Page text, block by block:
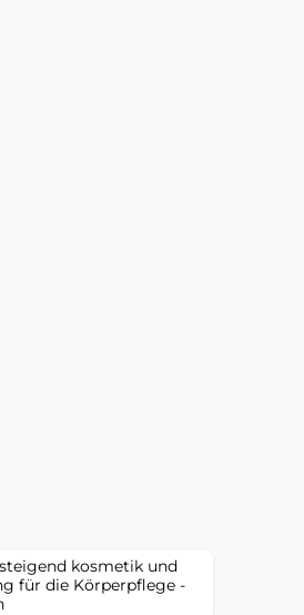
kosmetik und
für die Körperpflege -